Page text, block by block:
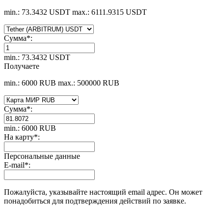
min.: 73.3432 USDT max.: 6111.9315 USDT
Сумма*:
min.: 73.3432 USDT
Получаете
min.: 6000 RUB max.: 500000 RUB
Сумма*:
min.: 6000 RUB
На карту*:
Персональные данные
E-mail*:
Пожалуйста, указывайте настоящий email адрес. Он может
понадобиться для подтверждения действий по заявке.